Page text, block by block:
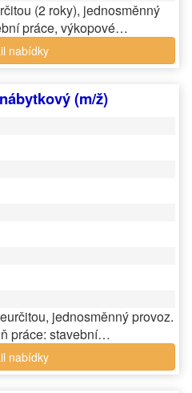
(2 roky), jednosměnný
práce, výkopové…
nabídky
(m/ž)
jednosměnný provoz.
práce: stavební…
nabídky